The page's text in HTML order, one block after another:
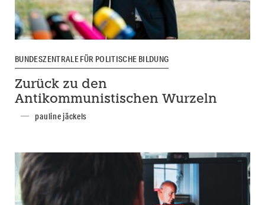
BUNDESZENTRALE FÜR POLITISCHE BILDUNG
Zurück zu den
Antikommunistischen Wurzeln
pauline jäckels